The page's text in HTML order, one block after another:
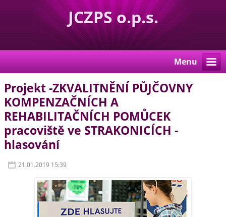
JCZPS o.p.s.
Menu
Projekt -ZKVALITNĚNÍ PŮJČOVNY
KOMPENZAČNÍCH A
REHABILITAČNÍCH POMŮCEK
pracoviště ve STRAKONICÍCH -
hlasování
21.01.2019 15:39